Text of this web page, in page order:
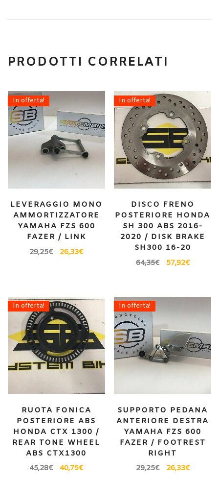
PRODOTTI CORRELATI
In offerta!
LEVERAGGIO MONO
AMMORTIZZATORE
YAMAHA FZS 600
FAZER / LINK
29,25€ 26,33€
In offerta!
DISCO FRENO
POSTERIORE HONDA
SH 300 ABS 2016-
2020 / DISK BRAKE
SH300 16-20
64,35€ 57,92€
In offerta!
RUOTA FONICA
POSTERIORE ABS
HONDA CTX 1300 /
REAR TONE WHEEL
ABS CTX1300
45,28€ 40,75€
In offerta!
SUPPORTO PEDANA
ANTERIORE DESTRA
YAMAHA FZS 600
FAZER / FOOTREST
RIGHT
29,25€ 26,33€